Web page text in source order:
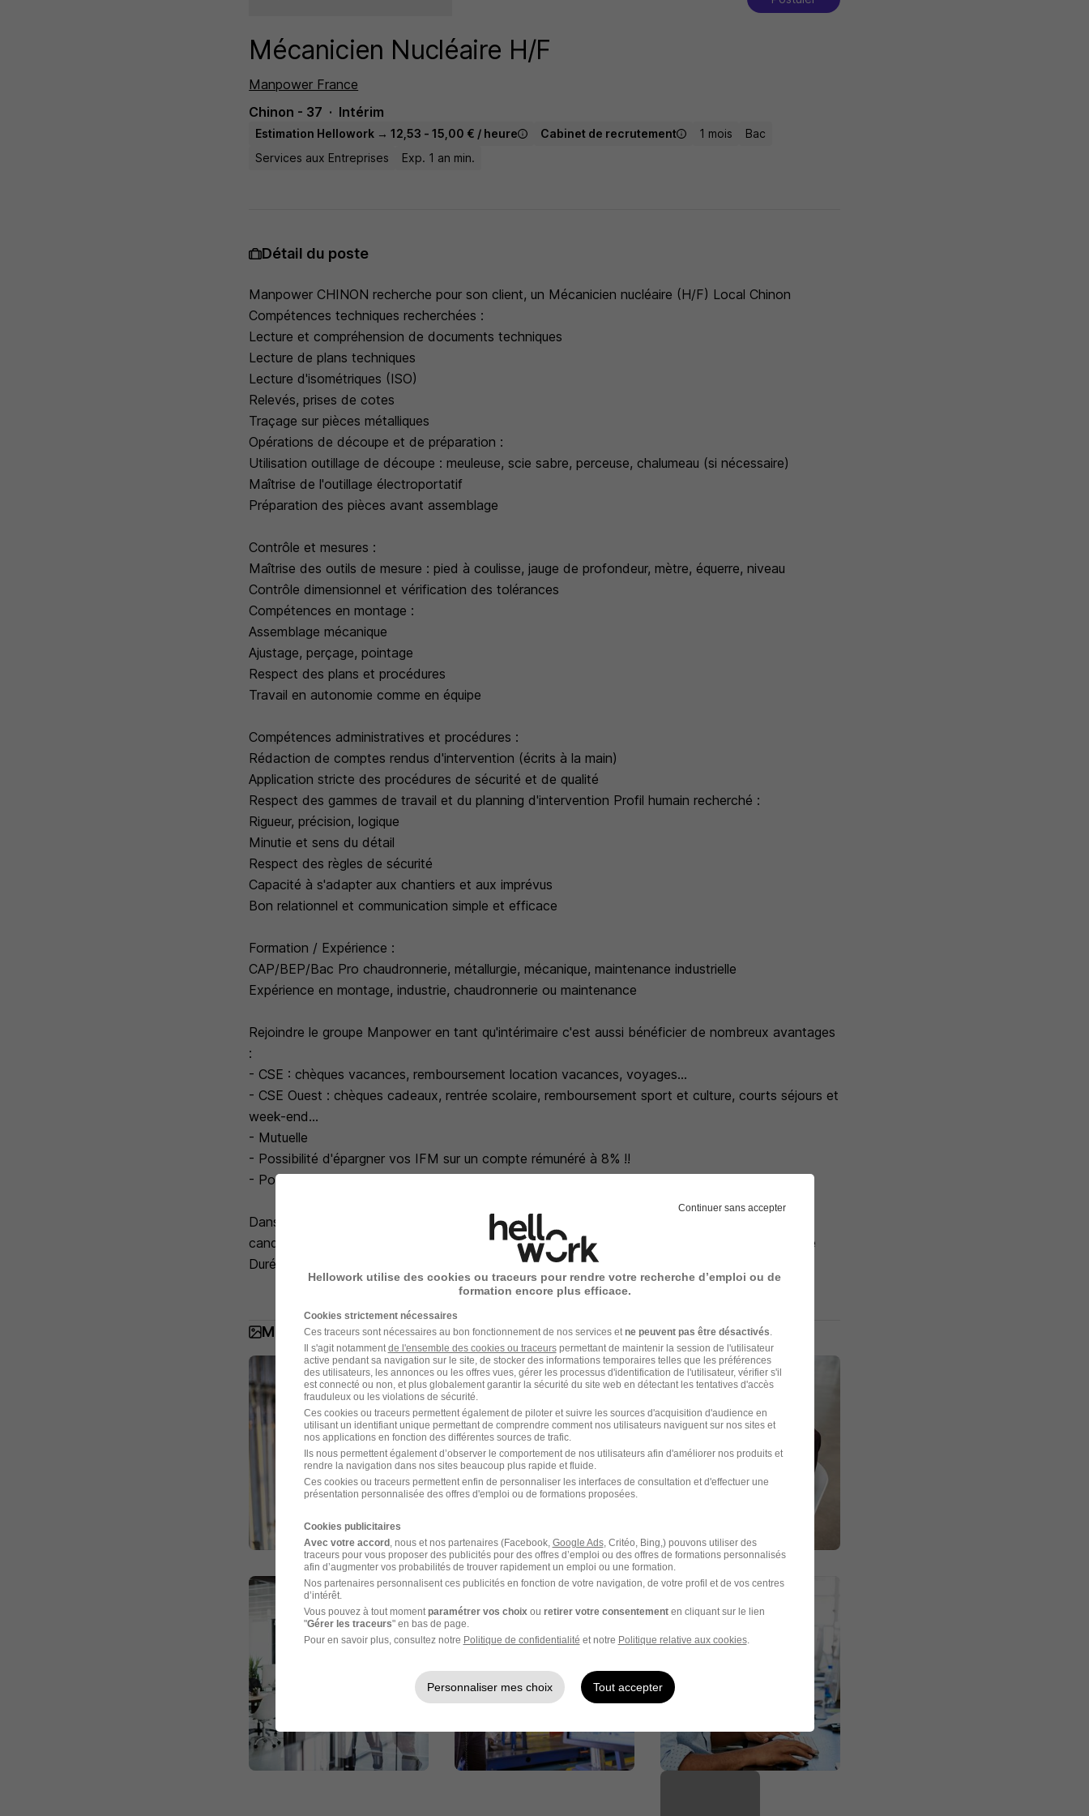
Mécanicien Nucléaire H/F
Manpower France
Chinon - 37
Intérim
Estimation Hellowork → 12,53 - 15,00 € / heure Cabinet de recrutement 1 mois
Bac
Services aux Entreprises
Exp. 1 an min.
Détail du poste
Manpower CHINON recherche pour son client, un Mécanicien nucléaire (H/F) Local Chinon
Compétences techniques recherchées :
Lecture et compréhension de documents techniques
Lecture de plans techniques
Lecture d'isométriques (ISO)
Relevés, prises de cotes
Traçage sur pièces métalliques
Opérations de découpe et de préparation :
Utilisation outillage de découpe : meuleuse, scie sabre, perceuse, chalumeau (si nécessaire)
Maîtrise de l'outillage électroportatif
Préparation des pièces avant assemblage
Contrôle et mesures :
Maîtrise des outils de mesure : pied à coulisse, jauge de profondeur, mètre, équerre, niveau
Contrôle dimensionnel et vérification des tolérances
Compétences en montage :
Assemblage mécanique
Ajustage, perçage, pointage
Respect des plans et procédures
Travail en autonomie comme en équipe
Compétences administratives et procédures :
Rédaction de comptes rendus d'intervention (écrits à la main)
Application stricte des procédures de sécurité et de qualité
Respect des gammes de travail et du planning d'intervention Profil humain recherché :
Rigueur, précision, logique
Minutie et sens du détail
Respect des règles de sécurité
Capacité à s'adapter aux chantiers et aux imprévus
Bon relationnel et communication simple et efficace
Formation / Expérience :
CAP/BEP/Bac Pro chaudronnerie, métallurgie, mécanique, maintenance industrielle
Expérience en montage, industrie, chaudronnerie ou maintenance
Rejoindre le groupe Manpower en tant qu'intérimaire c'est aussi bénéficier de nombreux avantages
:
- CSE : chèques vacances, remboursement location vacances, voyages...
- CSE Ouest : chèques cadeaux, rentrée scolaire, remboursement sport et culture, courts séjours et
week-end...
- Mutuelle
- Possibilité d'épargner vos IFM sur un compte rémunéré à 8% !!
- Possibilité de toucher 150 euros en parrainant une connaissance !
Dans le cadre de sa politique diversité, Manpower étudie, à compétences égales, toutes
candidatures dont celles de personnes en situation de handicap Date début : Dès que possible
Durée : 1 mois renouvelable
Manpower France en images
Continuer sans accepter
Hellowork utilise des cookies ou traceurs pour rendre votre recherche d’emploi ou de
formation encore plus efficace.
Cookies strictement nécessaires
Ces traceurs sont nécessaires au bon fonctionnement de nos services et ne peuvent pas être désactivés
Il s'agit notamment de l'ensemble des cookies ou traceurspermettant de maintenir la session de l'utilisateur
active pendant sa navigation sur le site, de stocker des informations temporaires telles que les préférences
des utilisateurs, les annonces ou les offres vues, gérer les processus d'identification de l'utilisateur, vérifier s'il
est connecté ou non, et plus globalement garantir la sécurité du site web en détectant les tentatives d'accès
frauduleux ou les violations de sécurité.
Ces cookies ou traceurs permettent également de piloter et suivre les sources d'acquisition d'audience en
utilisant un identifiant unique permettant de comprendre comment nos utilisateurs naviguent sur nos sites et
nos applications en fonction des différentes sources de trafic.
Ils nous permettent également d’observer le comportement de nos utilisateurs afin d'améliorer nos produits et
rendre la navigation dans nos sites beaucoup plus rapide et fluide.
Ces cookies ou traceurs permettent enfin de personnaliser les interfaces de consultation et d'effectuer une
présentation personnalisée des offres d'emploi ou de formations proposées.
Cookies publicitaires
Avec votre accord, nous et nos partenaires (Facebook, Google Ads, Critéo, Bing,) pouvons utiliser des
traceurs pour vous proposer des publicités pour des offres d’emploi ou des offres de formations personnalisés
afin d’augmenter vos probabilités de trouver rapidement un emploi ou une formation.
Nos partenaires personnalisent ces publicités en fonction de votre navigation, de votre profil et de vos centres
d’intérêt.
Vous pouvez à tout moment paramétrer vos choix ou retirer votre consentementen cliquant sur le lien
"Gérer les traceurs" en bas de page.
Pour en savoir plus, consultez notre Politique de confidentialité et notre Politique relative aux cookies.
Personnaliser mes choix Tout accepter